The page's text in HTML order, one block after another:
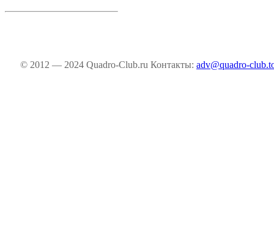
© 2012 — 2024 Quadro-Club.ru Контакты: adv@quadro-